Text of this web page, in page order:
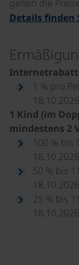
gelten die
Details finden
Internetrabatt
1 % pro
18.10.2026
1 Kind (im
mindestens 2
100 % bis
18.10.2026
50 % bis
18.10.2026
25 % bis
18.10.2026